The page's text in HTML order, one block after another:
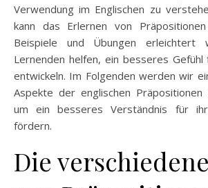
Verwendung im Englischen zu
kann das Erlernen von
Beispiele und Übungen erleichtert
Lernenden helfen, ein besseres Gefühl
entwickeln. Im Folgenden werden wir
Aspekte der englischen Präpositionen
um ein besseres Verständnis für
fördern.
Die